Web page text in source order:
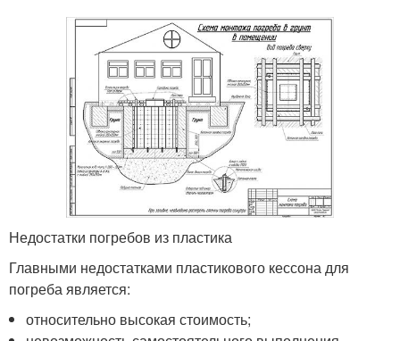
Недостатки погребов из пластика
Главными недостатками пластикового кессона для
погреба является:
относительно высокая стоимость;